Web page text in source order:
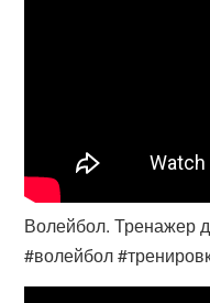
Волейбол. Тренажер
#волейбол